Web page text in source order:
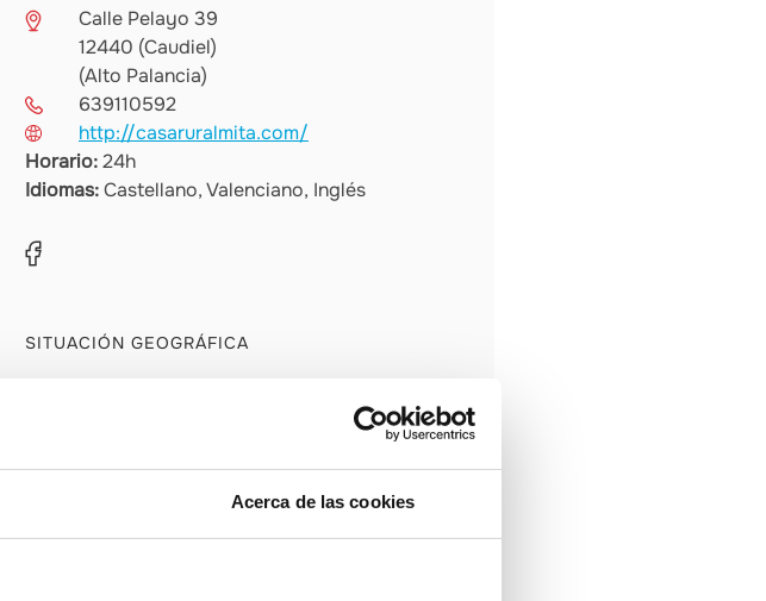
Acerca de las cookies
Calle Pelayo 39
12440 (Caudiel)
(Alto Palancia)
639110592
http://casaruralmita.com/
Horario:24h
Idiomas:Castellano, Valenciano, Inglés
SITUACIÓN GEOGRÁFICA